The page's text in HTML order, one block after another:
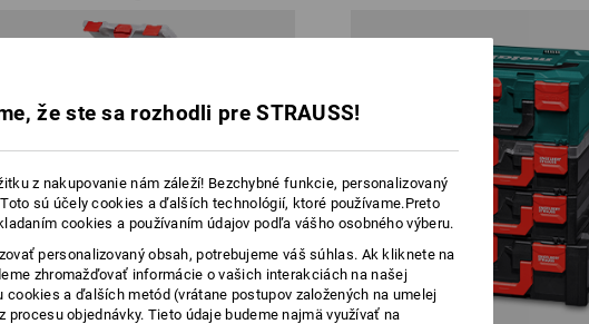
že ste sa rozhodli pre STRAUSS!
z nakupovanie nám záleží! Bezchybné funkcie, personalizovaný
sú účely cookies a ďalších technológií, ktoré používame.Preto
cookies a používaním údajov podľa vášho osobného výberu.
personalizovaný obsah, potrebujeme váš súhlas. Ak kliknete na
zhromažďovať informácie o vašich interakciách na našej
cookies a ďalších metód (vrátane postupov založených na umelej
procesu objednávky. Tieto údaje budeme najmä využívať na